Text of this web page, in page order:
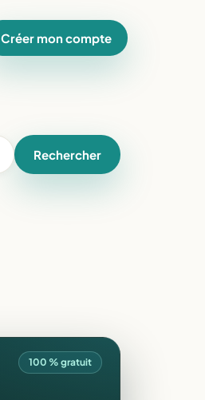
Créer mon compte
Rechercher
100 % gratuit